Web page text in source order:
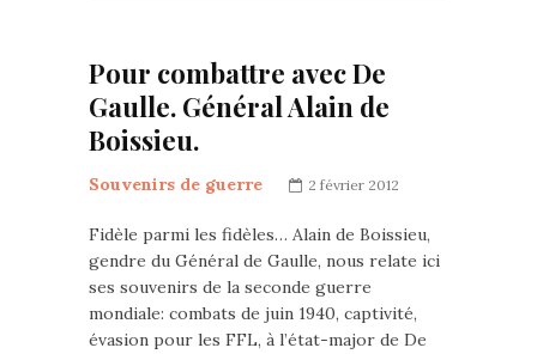
Pour combattre avec De
Gaulle. Général Alain de
Boissieu.
Souvenirs de guerre 2 février 2012
Fidèle parmi les fidèles… Alain de Boissieu,
gendre du Général de Gaulle, nous relate ici
ses souvenirs de la seconde guerre
mondiale: combats de juin 1940, captivité,
évasion pour les FFL, à l’état-major de De